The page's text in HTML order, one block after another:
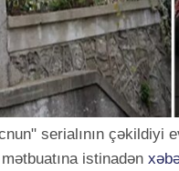
serialının çəkildiyi
istinadən